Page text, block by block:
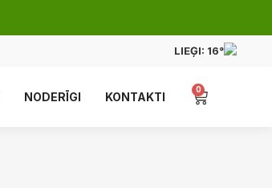
LIEĢI: 16°
NODERĪGI KONTAKTI
0